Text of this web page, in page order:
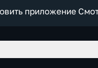
приложение